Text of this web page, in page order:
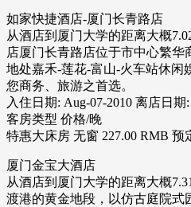
如家快捷酒店-厦门长青路店
从酒店到厦门大学的距离大概
店厦门长青路店位于市中心繁华
地处嘉禾-莲花-富山-火车站休闲
您商务、旅游之首选。
入住日期: Aug-07-2010 离店日期
客房类型 价格/晚
特惠大床房 无窗 227.00 RMB 预
厦门金宝大酒店
从酒店到厦门大学的距离大概
渡港的黄金地段，以仿古庭院式